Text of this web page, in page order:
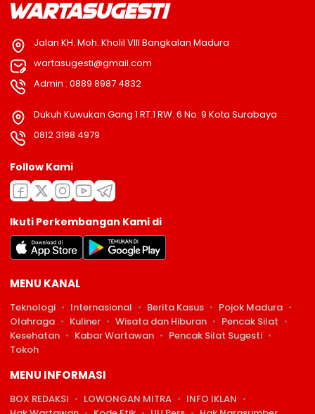
Jalan KH. Moh. Kholil VIII Bangkalan Madura
wartasugesti@gmail.com
Admin : 0889 8987 4832
Dukuh Kuwukan Gang 1 RT.1 RW. 6 No. 9 Kota Surabaya
0812 3198 4979
Follow Kami
Ikuti Perkembangan Kami di
MENU KANAL
Teknologi Internasional Berita Kasus
Pojok Madura
Olahraga
Kuliner Wisata dan Hiburan
Pencak Silat
Kesehatan
Kabar Wartawan
Pencak Silat Sugesti
Tokoh
MENU INFORMASI
BOX REDAKSI LOWONGAN MITRA
INFO IKLAN